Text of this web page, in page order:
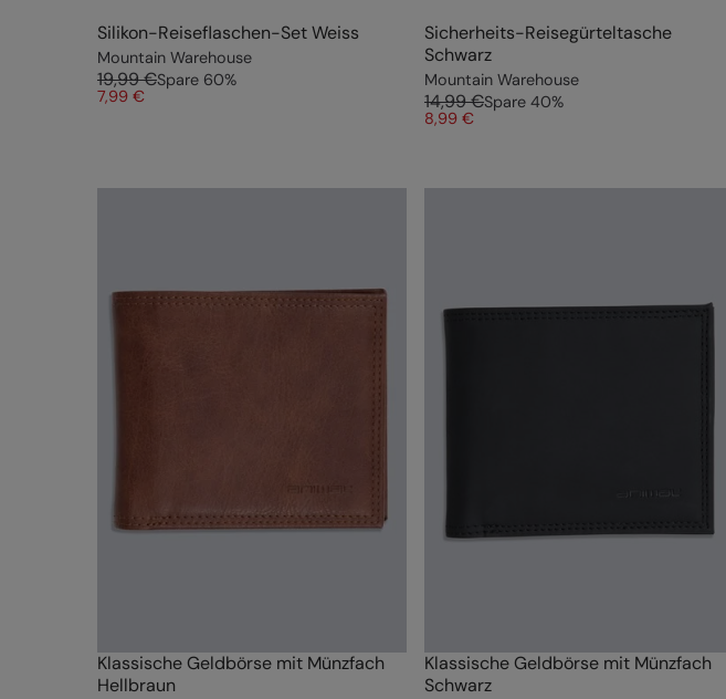
Silikon-Reiseflaschen-Set Weiss
Mountain Warehouse
19,99 €Spare 60%
7,99 €
Sicherheits-Reisegürteltasche
Schwarz
Mountain Warehouse
14,99 €Spare 40%
8,99 €
Klassische Geldbörse mit Münzfach
Hellbraun
Klassische Geldbörse mit Münzfach
Schwarz